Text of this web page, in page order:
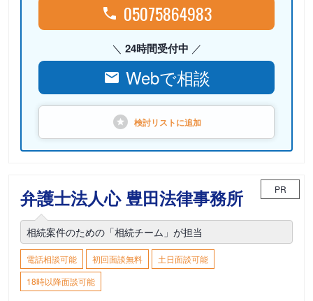
05075864983
24時間受付中
Webで相談
検討リストに追加
弁護士法人心 豊田法律事務所 PR
相続案件のための「相続チーム」が担当
電話相談可能 初回面談無料
土日面談可能
18時以降面談可能